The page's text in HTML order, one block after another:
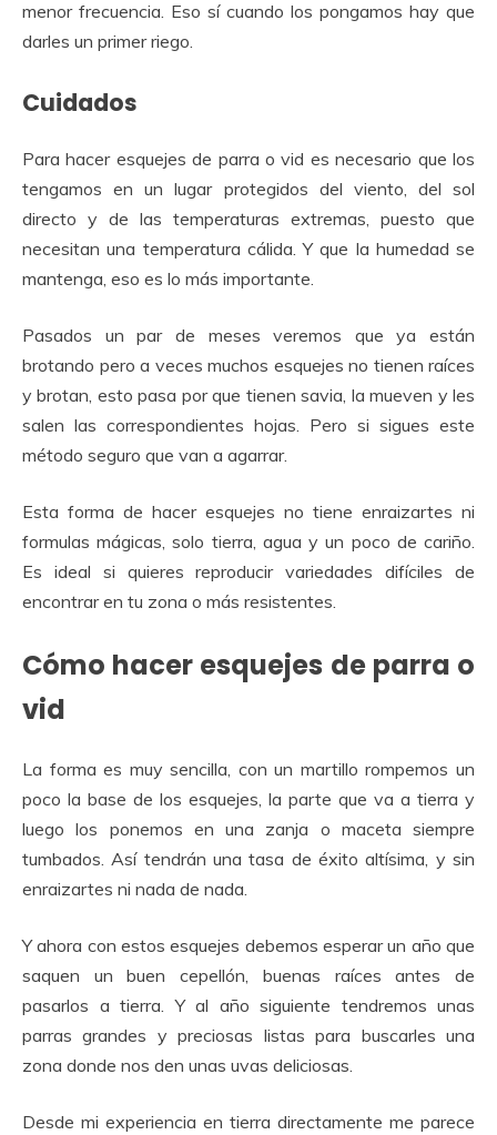
menor frecuencia. Eso sí cuando los pongamos hay que
darles un primer riego.
Cuidados
Para hacer esquejes de parra o vid es necesario que los
tengamos en un lugar protegidos del viento, del sol
directo y de las temperaturas extremas, puesto que
necesitan una temperatura cálida. Y que la humedad se
mantenga, eso es lo más importante.
Pasados un par de meses veremos que ya están
brotando pero a veces muchos esquejes no tienen raíces
y brotan, esto pasa por que tienen savia, la mueven y les
salen las correspondientes hojas. Pero si sigues este
método seguro que van a agarrar.
Esta forma de hacer esquejes no tiene enraizartes ni
formulas mágicas, solo tierra, agua y un poco de cariño.
Es ideal si quieres reproducir variedades difíciles de
encontrar en tu zona o más resistentes.
Cómo hacer esquejes de parra o
vid
La forma es muy sencilla, con un martillo rompemos un
poco la base de los esquejes, la parte que va a tierra y
luego los ponemos en una zanja o maceta siempre
tumbados. Así tendrán una tasa de éxito altísima, y sin
enraizartes ni nada de nada.
Y ahora con estos esquejes debemos esperar un año que
saquen un buen cepellón, buenas raíces antes de
pasarlos a tierra. Y al año siguiente tendremos unas
parras grandes y preciosas listas para buscarles una
zona donde nos den unas uvas deliciosas.
Desde mi experiencia en tierra directamente me parece